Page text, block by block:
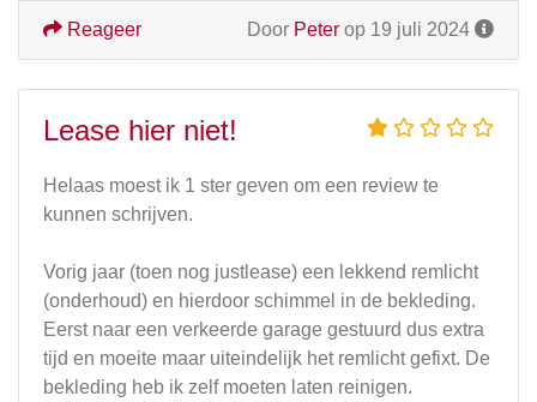
Door Peter op 19 juli 2024
Reageer
Lease hier niet!
Helaas moest ik 1 ster geven om een review te
kunnen schrijven.
Vorig jaar (toen nog justlease) een lekkend remlicht
(onderhoud) en hierdoor schimmel in de bekleding.
Eerst naar een verkeerde garage gestuurd dus extra
tijd en moeite maar uiteindelijk het remlicht gefixt. De
bekleding heb ik zelf moeten laten reinigen.